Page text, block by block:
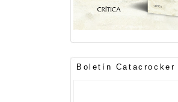
Boletín Catacrocker